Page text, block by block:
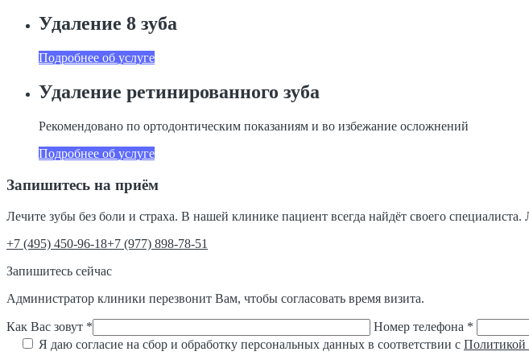
Удаление 8 зуба
Подробнее об услуге
Удаление ретинированного зуба
Рекомендовано по ортодонтическим показаниям и во избежание осложнений
Подробнее об услуге
Запишитесь на приём
Лечите зубы без боли и страха. В нашей клинике пациент всегда найдёт своего
‎+7 (495) 450-96-18+7 (977) 898-78-51
Запишитесь сейчас
Администратор клиники перезвонит Вам, чтобы согласовать время визита.
Как Вас зовут *
Номер телефона *
Я даю согласие на сбор и обработку персональных данных в соответствии с Политикой